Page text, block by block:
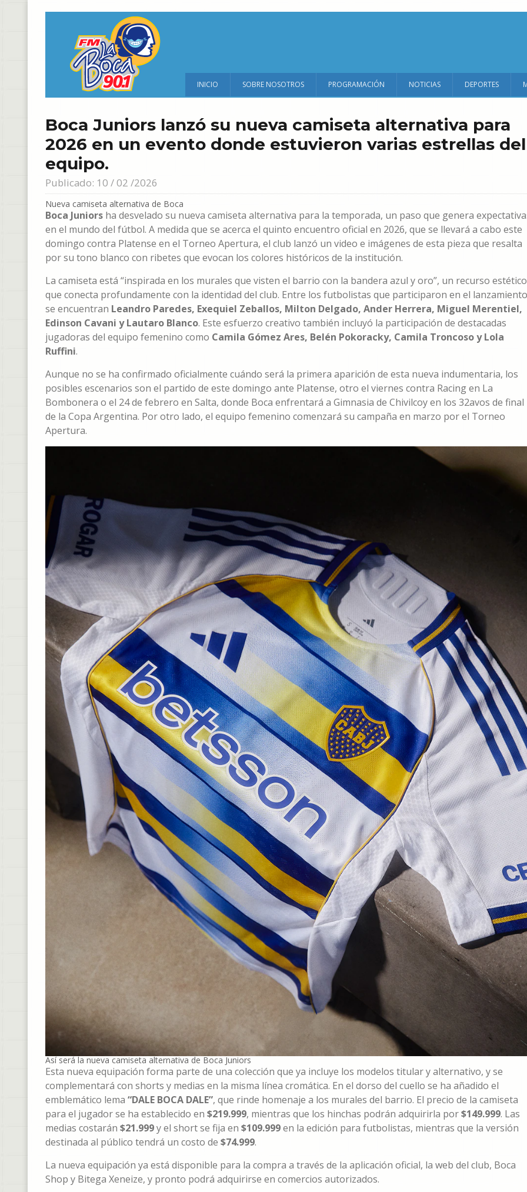
INICIO SOBRE NOSOTROS PROGRAMACIÓN NOTICIAS DEPORTES
Boca Juniors lanzó su nueva camiseta alternativa para
2026 en un evento donde estuvieron varias estrellas del
equipo.
Publicado: 10 / 02 /2026
Nueva camiseta alternativa de Boca
Boca Juniors ha desvelado su nueva camiseta alternativa para la temporada, un paso que genera
en el mundo del fútbol. A medida que se acerca el quinto encuentro oficial en 2026, que se llevará a cabo este
domingo contra Platense en el Torneo Apertura, el club lanzó un video e imágenes de esta pieza que resalta
por su tono blanco con ribetes que evocan los colores históricos de la institución.
La camiseta está “inspirada en los murales que visten el barrio con la bandera azul y oro”, un recurso estético
que conecta profundamente con la identidad del club. Entre los futbolistas que participaron en el lanzamiento
se encuentran Leandro Paredes, Exequiel Zeballos, Milton Delgado, Ander Herrera, Miguel Merentiel,
Edinson Cavani y Lautaro Blanco. Este esfuerzo creativo también incluyó la participación de destacadas
jugadoras del equipo femenino como Camila Gómez Ares, Belén Pokoracky, Camila Troncoso y Lola
Ruffini.
Aunque no se ha confirmado oficialmente cuándo será la primera aparición de esta nueva indumentaria, los
posibles escenarios son el partido de este domingo ante Platense, otro el viernes contra Racing en La
Bombonera o el 24 de febrero en Salta, donde Boca enfrentará a Gimnasia de Chivilcoy en los 32avos de final
de la Copa Argentina. Por otro lado, el equipo femenino comenzará su campaña en marzo por el Torneo
Apertura.
Así será la nueva camiseta alternativa de Boca Juniors
Esta nueva equipación forma parte de una colección que ya incluye los modelos titular y alternativo, y se
complementará con shorts y medias en la misma línea cromática. En el dorso del cuello se ha añadido el
emblemático lema “DALE BOCA DALE”, que rinde homenaje a los murales del barrio. El precio de la camiseta
para el jugador se ha establecido en $219.999, mientras que los hinchas podrán adquirirla por$149.999. Las
medias costarán $21.999y el short se fija en $109.999en la edición para futbolistas, mientras que la versión
destinada al público tendrá un costo de $74.999.
La nueva equipación ya está disponible para la compra a través de la aplicación oficial, la web del club, Boca
Shop y Bitega Xeneize, y pronto podrá adquirirse en comercios autorizados.